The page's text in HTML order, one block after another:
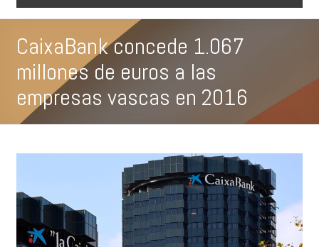
CaixaBank concede 1.067
millones de euros a las
empresas vascas en 2016